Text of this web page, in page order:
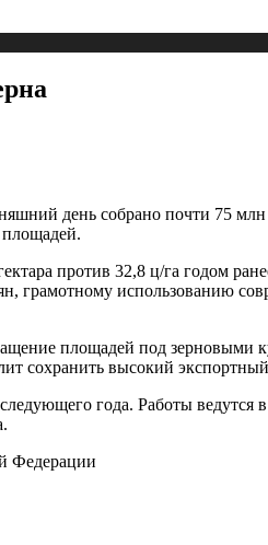
день собрано почти 75
против 32,8 ц/га годом
грамотному использованию
площадей под зерновыми
сохранить высокий
года. Работы
Федерации